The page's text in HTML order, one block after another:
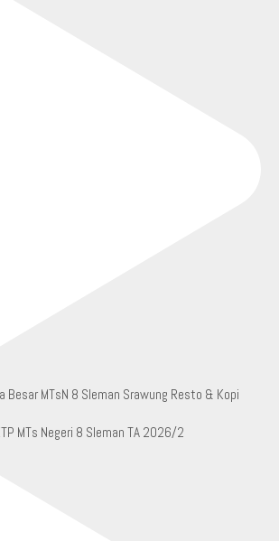
MTs Negeri 8 Sleman TA 2026/2